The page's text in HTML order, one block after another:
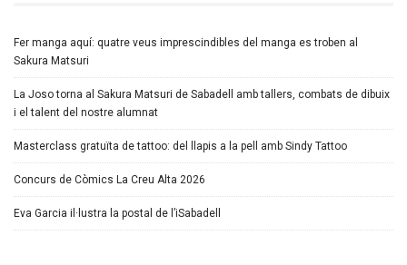
Fer manga aquí: quatre veus imprescindibles del manga es troben al
Sakura Matsuri
La Joso torna al Sakura Matsuri de Sabadell amb tallers, combats de dibuix
i el talent del nostre alumnat
Masterclass gratuïta de tattoo: del llapis a la pell amb Sindy Tattoo
Concurs de Còmics La Creu Alta 2026
Eva Garcia il·lustra la postal de l’iSabadell